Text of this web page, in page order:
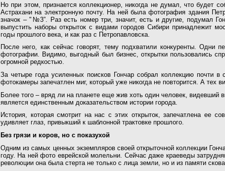
Но при этом, признается коллекционер, никогда не думал, что будет
Астрахани на электронную почту. На ней была фотография здания
значок – "№3”. Раз есть номер три, значит, есть и другие, подумал
выпустить наборы открыток с видами городов Сибири принадлежит
годы прошлого века, и как раз с Петропавловска.
После него, как сейчас говорят, тему подхватили конкуренты. Одни
фотографии. Видимо, выгодный был бизнес, открытки пользовались
огромной редкостью.
За четыре года усиленных поисков Гончар собрал коллекцию почти
фотокамеры запечатлен миг, который уже никогда не повторится. А тех
Более того – вряд ли на планете еще жив хоть один человек, видевший
является единственным доказательством истории города.
История, которая смотрит на нас с этих открыток, запечатлена ее
удивляет глаз, привыкший к шаблонной трактовке прошлого.
Без грязи и коров, но с показухой
Одним из самых ценных экземпляров своей открыточной коллекции
году. На ней фото еврейской молельни. Сейчас даже краеведы
революции она была стерта не только с лица земли, но и из памяти